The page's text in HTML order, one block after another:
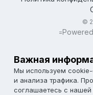
©
=
Важная
Мы используем
и анализа трафика.
соглашаетесь с нашей